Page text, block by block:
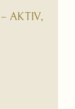
AKTIV,